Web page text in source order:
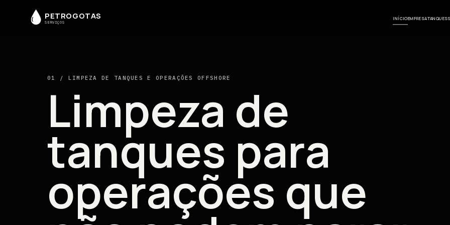
PETROGOTAS
SERVIÇOS
INÍCIOEMPRESATANQUES
01 / LIMPEZA DE TANQUES E OPERAÇÕES OFFSHORE
Limpeza de
tanques para
operações que